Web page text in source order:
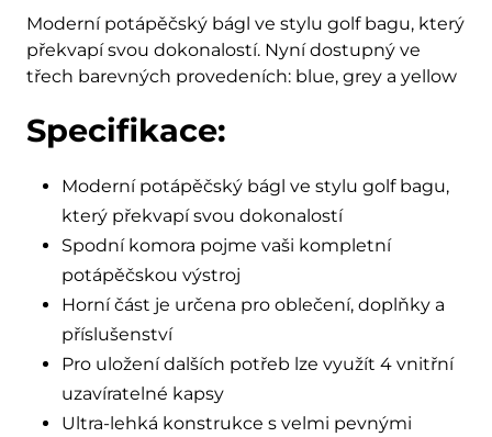
Moderní potápěčský bágl ve stylu golf bagu, který
překvapí svou dokonalostí. Nyní dostupný ve
třech barevných provedeních: blue, grey a yellow
Specifikace:
Moderní potápěčský bágl ve stylu golf bagu,
který překvapí svou dokonalostí
Spodní komora pojme vaši kompletní
potápěčskou výstroj
Horní část je určena pro oblečení, doplňky a
příslušenství
Pro uložení dalších potřeb lze využít 4 vnitřní
uzavíratelné kapsy
Ultra-lehká konstrukce s velmi pevnými